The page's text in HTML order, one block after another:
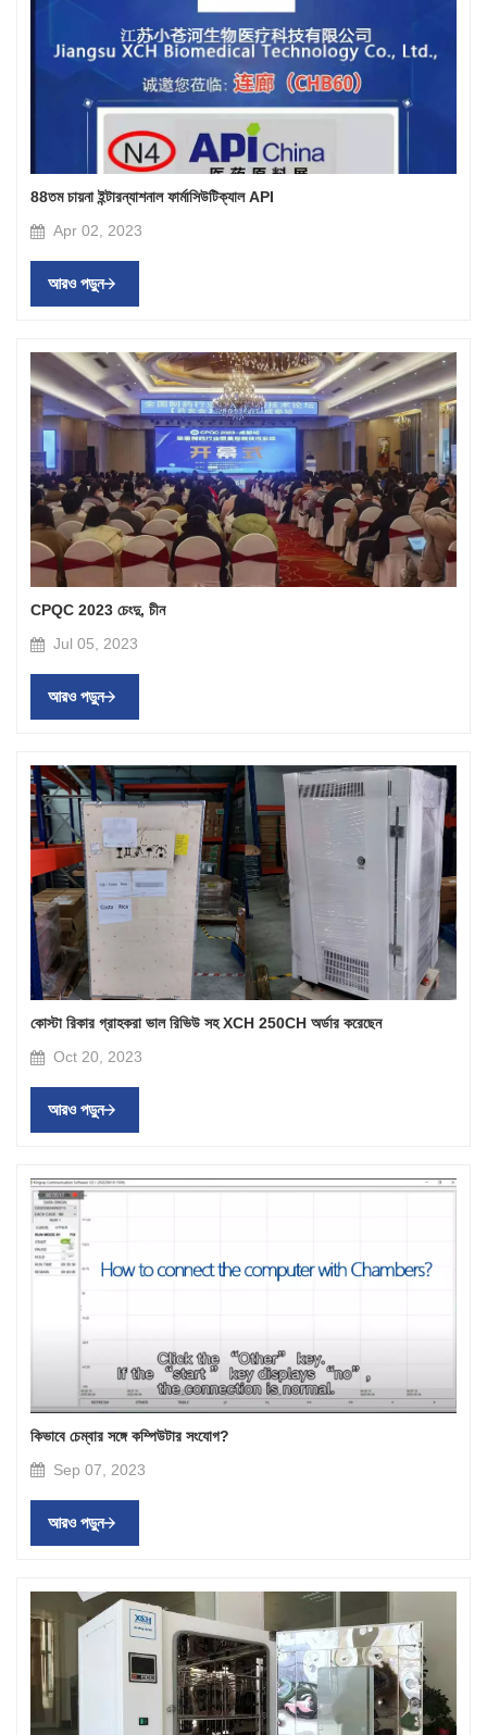
88তম চায়না ইন্টারন্যাশনাল ফার্মাসিউটিক্যাল API
Apr 02, 2023
আরও পড়ুন
CPQC 2023 চেংদু, চীন
Jul 05, 2023
আরও পড়ুন
কোস্টা রিকার গ্রাহকরা ভাল রিভিউ সহ XCH 250CH অর্ডার করেছেন
Oct 20, 2023
আরও পড়ুন
কিভাবে চেম্বার সঙ্গে কম্পিউটার সংযোগ?
Sep 07, 2023
আরও পড়ুন